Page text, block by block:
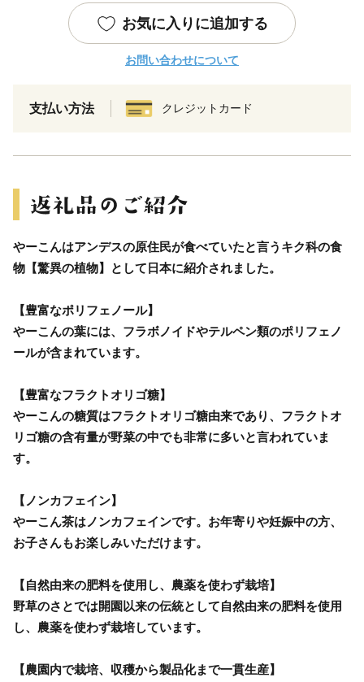
お気に入りに追加する
お問い合わせについて
支払い方法 クレジットカード
やーこんはアンデスの原住民が食べていたと言うキク科の食
物【驚異の植物】として日本に紹介されました。
【豊富なポリフェノール】
やーこんの葉には、フラボノイドやテルペン類のポリフェノ
ールが含まれています。
【豊富なフラクトオリゴ糖】
やーこんの糖質はフラクトオリゴ糖由来であり、フラクトオ
リゴ糖の含有量が野菜の中でも非常に多いと言われていま
す。
【ノンカフェイン】
やーこん茶はノンカフェインです。お年寄りや妊娠中の方、
お子さんもお楽しみいただけます。
【自然由来の肥料を使用し、農薬を使わず栽培】
野草のさとでは開園以来の伝統として自然由来の肥料を使用
し、農薬を使わず栽培しています。
【農園内で栽培、収穫から製品化まで一貫生産】